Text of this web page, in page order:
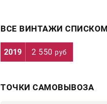
ВСЕ ВИНТАЖИ СПИСКОМ
2019 2 550 руб
ТОЧКИ САМОВЫВОЗА